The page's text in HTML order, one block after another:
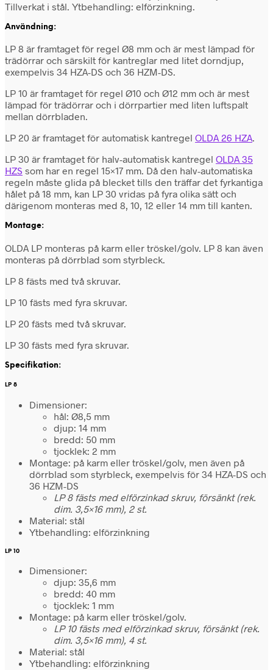
Tillverkat i stål. Ytbehandling: elförzinkning.
Användning:
LP 8 är framtaget för regel Ø8 mm och är mest lämpad för
trädörrar och särskilt för kantreglar med litet dorndjup,
exempelvis 34 HZA-DS och 36 HZM-DS.
LP 10 är framtaget för regel Ø10 och Ø12 mm och är mest
lämpad för trädörrar och i dörrpartier med liten luftspalt
mellan dörrbladen.
LP 20 är framtaget för automatisk kantregel OLDA 26 HZA.
LP 30 är framtaget för halv-automatisk kantregel OLDA 35
HZS som har en regel 15×17 mm. Då den halv-automatiska
regeln måste glida på blecket tills den träffar det fyrkantiga
hålet på 18 mm, kan LP 30 vridas på fyra olika sätt och
därigenom monteras med 8, 10, 12 eller 14 mm till kanten.
Montage:
OLDA LP monteras på karm eller tröskel/golv. LP 8 kan även
monteras på dörrblad som styrbleck.
LP 8 fästs med två skruvar.
LP 10 fästs med fyra skruvar.
LP 20 fästs med två skruvar.
LP 30 fästs med fyra skruvar.
Specifikation:
LP 8
Dimensioner:
hål: Ø8,5 mm
djup: 14 mm
bredd: 50 mm
tjocklek: 2 mm
Montage: på karm eller tröskel/golv, men även på
dörrblad som styrbleck, exempelvis för 34 HZA-DS och
36 HZM-DS
LP 8 fästs med elförzinkad skruv, försänkt (rek.
dim. 3,5×16 mm), 2 st.
Material: stål
Ytbehandling: elförzinkning
LP 10
Dimensioner:
djup: 35,6 mm
bredd: 40 mm
tjocklek: 1 mm
Montage: på karm eller tröskel/golv.
LP 10 fästs med elförzinkad skruv, försänkt (rek.
dim. 3,5×16 mm), 4 st.
Material: stål
Ytbehandling: elförzinkning